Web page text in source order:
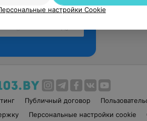
Публичный договор
Персональные настройки cookie
настройки Cookie